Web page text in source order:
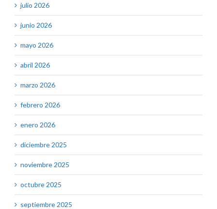
julio 2026
junio 2026
mayo 2026
abril 2026
marzo 2026
febrero 2026
enero 2026
diciembre 2025
noviembre 2025
octubre 2025
septiembre 2025